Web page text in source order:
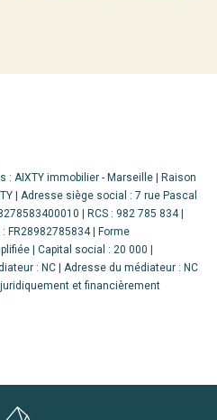
AIXTY immobilier - Marseille | Raison
| Adresse siège social : 7 rue Pascal
| RCS : 982 785 834 |
FR28982785834 | Forme
| Capital social : 20 000 |
: NC | Adresse du médiateur : NC
juridiquement et financièrement